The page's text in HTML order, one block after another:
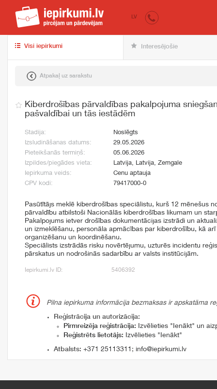
iepirkumi.lv
LV
Visi iepirkumi Interesējošie
Atpakaļ uz sarakstu
Kiberdrošības pārvaldības pakalpojuma
pašvaldībai un tās iestādēm
Stadija:
Noslēgts
Izsludināšanas datums:
29.05.2026
Pieteikšanās termiņš:
05.06.2026
Izpildes/piegādes vieta:
Latvija, Latvija, Zemgale
Iepirkuma veids:
Cenu aptauja
CPV kodi:
79417000-0
Pasūtītājs meklē kiberdrošības speciālistu, kurš 12 mēnešus
pārvaldību atbilstoši Nacionālās kiberdrošības likumam un
Pakalpojums ietver drošības dokumentācijas izstrādi un
un izmeklēšanu, personāla apmācības par kiberdrošību, kā
organizēšanu un koordinēšanu.
Speciālists izstrādās risku novērtējumu, uzturēs incidentu
pārskatus un nodrošinās sadarbību ar valsts institūcijām.
Iepirkumi.lv ID: 5406392
Pilna iepirkuma informācija bezmaksas ir apskatāma
Reģistrācija un autorizācija:
Pirmreizēja reģistrācija: Izvēlieties "Ienākt" un
Reģistrēts lietotājs: Izvēlieties "Ienākt"
Atbalsts: +371 25113311 ; info@iepirkumi.lv